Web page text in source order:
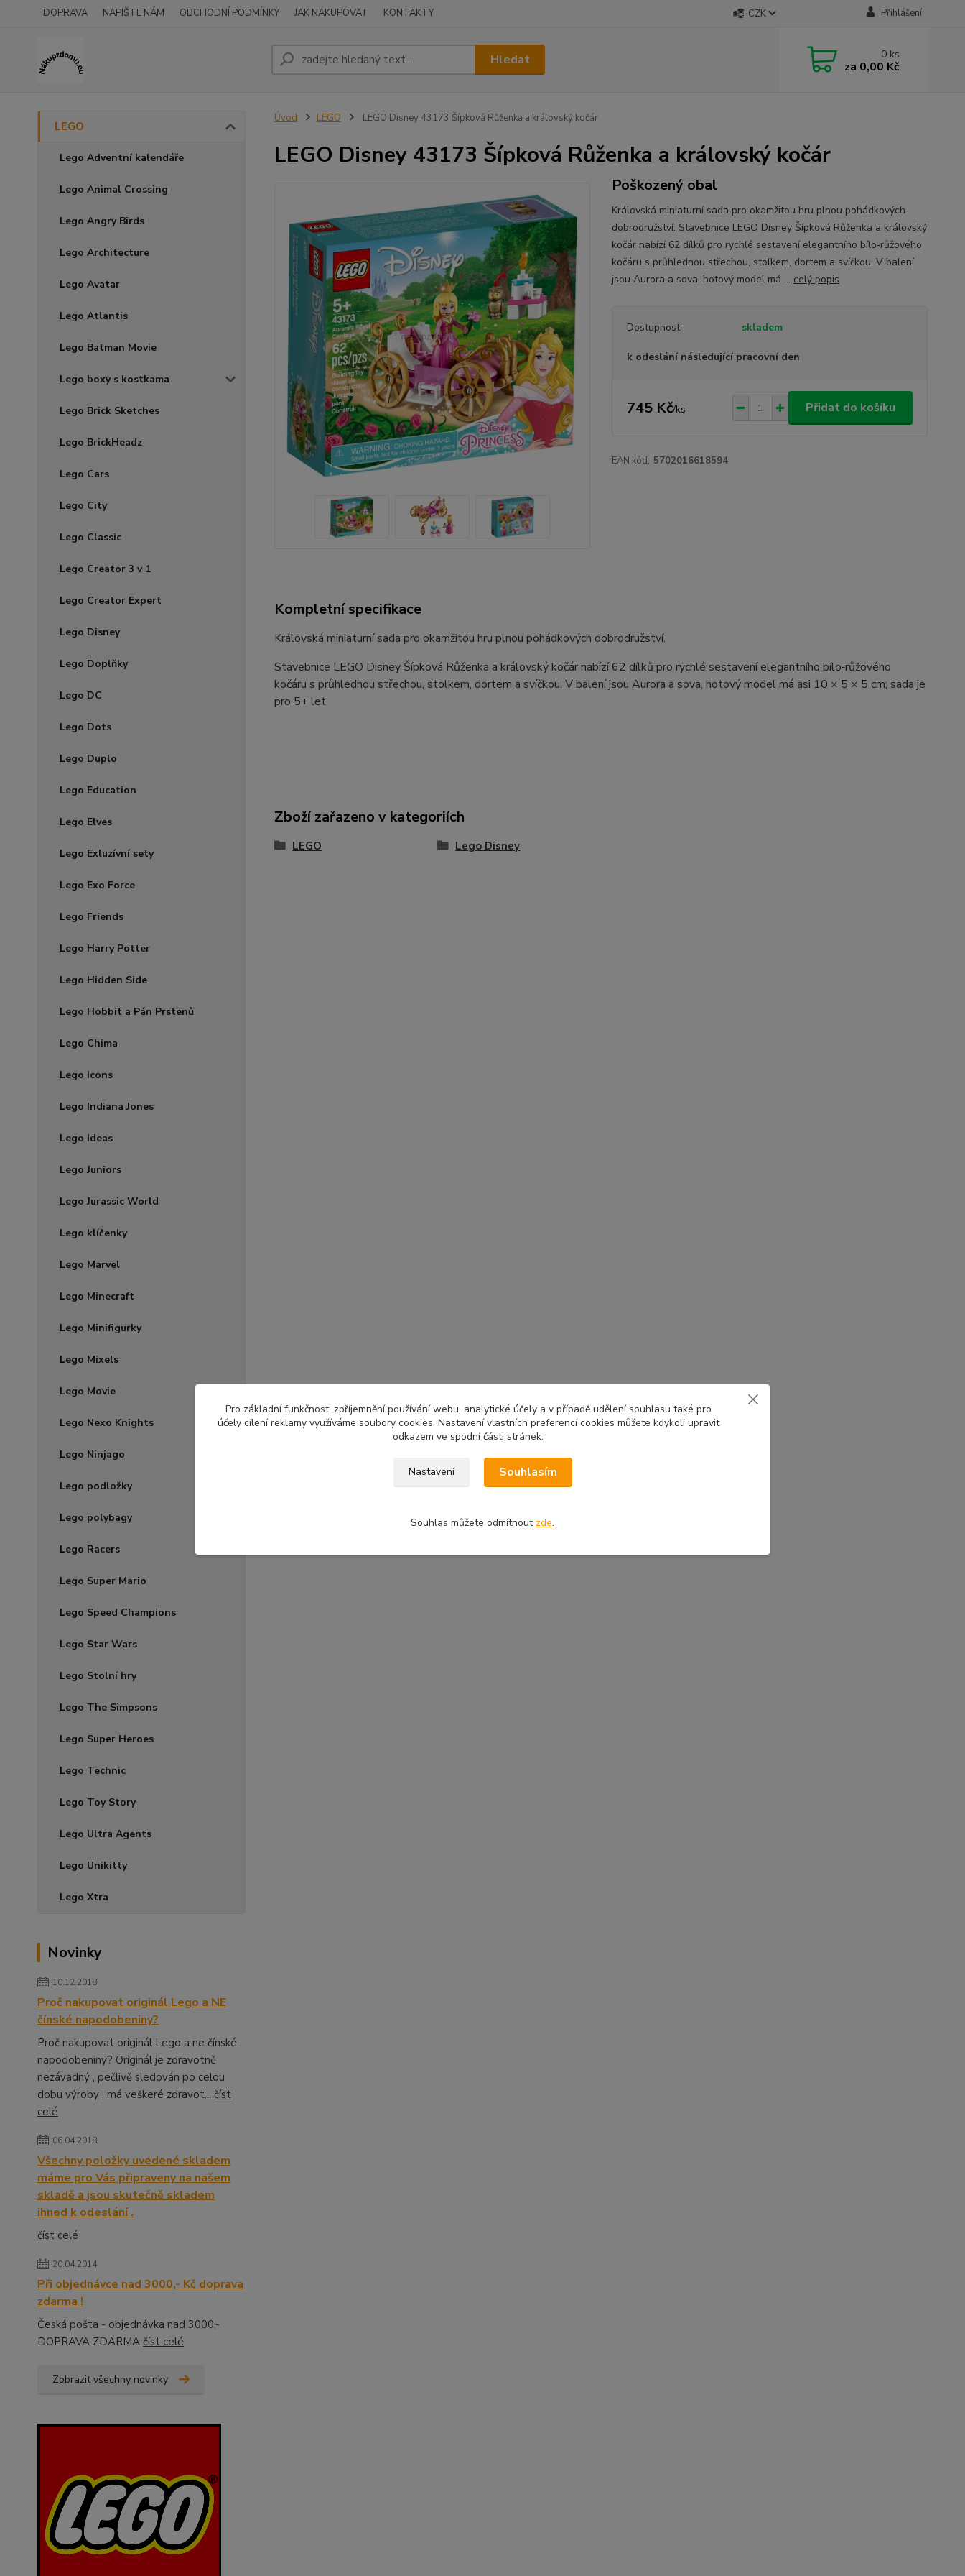
DOPRAVA NAPIŠTE NÁM OBCHODNÍ PODMÍNKY JAK NAKUPOVAT KONTAKTY CZK Přihlášení
Hledat 0 ks
za 0,00 Kč
LEGO
Lego Adventní kalendáře
Lego Animal Crossing
Lego Angry Birds
Lego Architecture
Lego Avatar
Lego Atlantis
Lego Batman Movie
Lego boxy s kostkama
Lego Brick Sketches
Lego BrickHeadz
Lego Cars
Lego City
Lego Classic
Lego Creator 3 v 1
Lego Creator Expert
Lego Disney
Lego Doplňky
Lego DC
Lego Dots
Lego Duplo
Lego Education
Lego Elves
Lego Exluzívní sety
Lego Exo Force
Lego Friends
Lego Harry Potter
Lego Hidden Side
Lego Hobbit a Pán Prstenů
Lego Chima
Lego Icons
Lego Indiana Jones
Lego Ideas
Lego Juniors
Lego Jurassic World
Lego klíčenky
Lego Marvel
Lego Minecraft
Lego Minifigurky
Lego Mixels
Lego Movie
Lego Nexo Knights
Lego Ninjago
Lego podložky
Lego polybagy
Lego Racers
Lego Super Mario
Lego Speed Champions
Lego Star Wars
Lego Stolní hry
Lego The Simpsons
Lego Super Heroes
Lego Technic
Lego Toy Story
Lego Ultra Agents
Lego Unikitty
Lego Xtra
Novinky
10.12.2018
Proč nakupovat originál Lego a NE
čínské napodobeniny?
Proč nakupovat originál Lego a ne čínské
napodobeniny? Originál je zdravotně
nezávadný , pečlivě sledován po celou
dobu výroby , má veškeré zdravot... číst
celé
06.04.2018
Všechny položky uvedené skladem
máme pro Vás připraveny na našem
skladě a jsou skutečně skladem
ihned k odeslání .
číst celé
20.04.2014
Při objednávce nad 3000,- Kč doprava
zdarma !
Česká pošta - objednávka nad 3000,-
DOPRAVA ZDARMA číst celé
Zobrazit všechny novinky
Úvod LEGO LEGO Disney 43173 Šípková Růženka a královský kočár
LEGO Disney 43173 Šípková Růženka a královský kočár
Poškozený obal
Královská miniaturní sada pro okamžitou hru plnou pohádkových
dobrodružství. Stavebnice LEGO Disney Šípková Růženka a královský
kočár nabízí 62 dílků pro rychlé sestavení elegantního bílo‑růžového
kočáru s průhlednou střechou, stolkem, dortem a svíčkou. V balení
jsou Aurora a sova, hotový model má ... celý popis
Dostupnost skladem
k odeslání následující pracovní den
745 Kč/ks Přidat do košíku
EAN kód: 5702016618594
Kompletní specifikace
Královská miniaturní sada pro okamžitou hru plnou pohádkových dobrodružství.
Stavebnice LEGO Disney Šípková Růženka a královský kočár nabízí 62 dílků pro rychlé sestavení elegantního bílo‑růžového
kočáru s průhlednou střechou, stolkem, dortem a svíčkou. V balení jsou Aurora a sova, hotový model má asi 10 × 5 × 5 cm; sada je
pro 5+ let
Zboží zařazeno v kategoriích
LEGO Lego Disney
Pro základní funkčnost, zpříjemnění používání webu, analytické účely a v případě udělení souhlasu také pro
účely cílení reklamy využíváme soubory cookies. Nastavení vlastních preferencí cookies můžete kdykoli upravit
odkazem ve spodní části stránek.
Nastavení Souhlasím
Souhlas můžete odmítnout zde.